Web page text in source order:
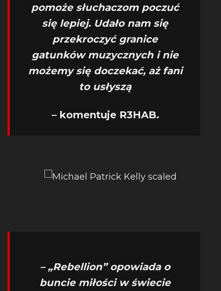
pomoże słuchaczom poczuć
się lepiej. Udało nam się
przekroczyć granice
gatunków muzycznych i nie
możemy się doczekać, aż fani
to usłyszą
– komentuje R3HAB.
– „Rebellion” opowiada o
buncie miłości w świecie